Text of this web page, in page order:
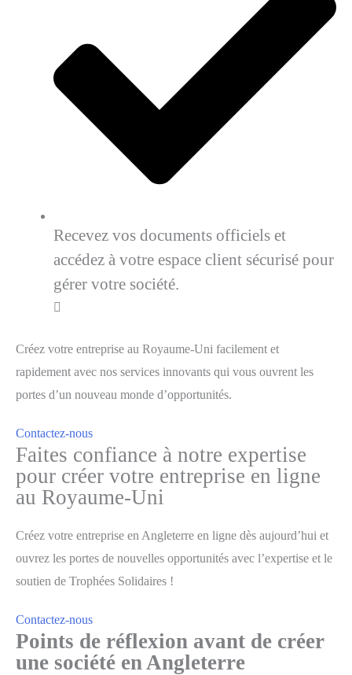
Recevez vos documents officiels et
accédez à votre espace client sécurisé pour
gérer votre société.
Créez votre entreprise au Royaume-Uni facilement et
rapidement avec nos services innovants qui vous ouvrent les
portes d’un nouveau monde d’opportunités.
Contactez-nous
Faites confiance à notre expertise
pour créer votre entreprise en ligne
au Royaume-Uni
Créez votre entreprise en Angleterre en ligne dès aujourd’hui et
ouvrez les portes de nouvelles opportunités avec l’expertise et le
soutien de Trophées Solidaires !
Contactez-nous
Points de réflexion avant de créer
une société en Angleterre